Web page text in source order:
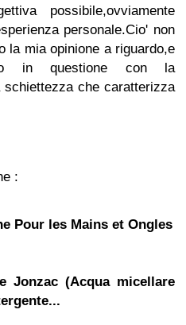
possibile,ovviamente
personale.Cio' non
la mia opinione a riguardo,e
in questione con la
che caratterizza
:
Pour les Mains et Ongles
Jonzac (Acqua micellare